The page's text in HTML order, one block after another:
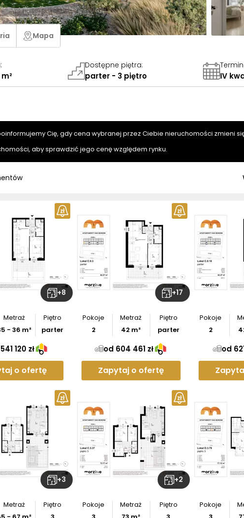
Mapa
: Dostępne piętra:
parter - 3 piętro IV
Cię, gdy cena wybranej przez Ciebie nieruchomości zmieni
aby sprawdzić jego cenę względem rynku.
+8
Metraż
- 36 m²
Piętro
parter
120 zł
o ofertę
+17
Pokoje
2
Metraż
42 m²
Piętro
parter
od 604 461 zł
Zapytaj o ofertę
Pokoje
2
od
Pobierzrzut
+3
Metraż
Piętro
+2
Pokoje
Metraż
Piętro
Pokoje